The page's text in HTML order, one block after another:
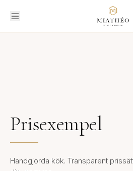
Prisexempel
Handgjorda kök. Transparent